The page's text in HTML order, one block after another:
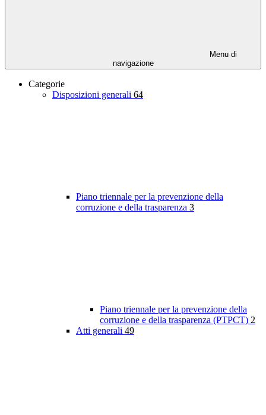
Menu di
navigazione
Categorie
Disposizioni generali 64
Piano triennale per la prevenzione della
corruzione e della trasparenza 3
Piano triennale per la prevenzione della
corruzione e della trasparenza (PTPCT) 2
Atti generali 49